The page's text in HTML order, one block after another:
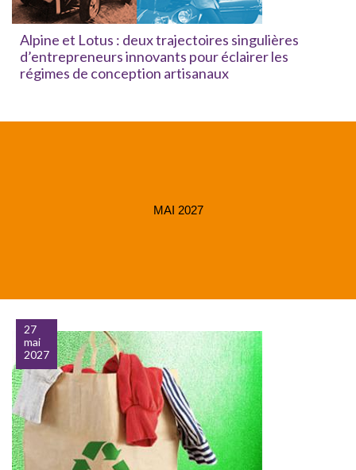
Alpine et Lotus : deux trajectoires singulières
d’entrepreneurs innovants pour éclairer les
régimes de conception artisanaux
MAI 2027
27
mai
2027